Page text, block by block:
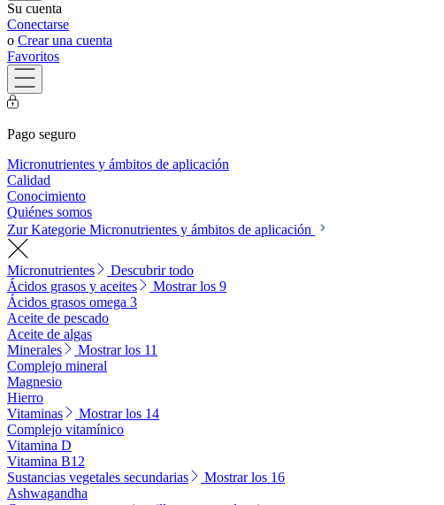
Su cuenta
Conectarse
o Crear una cuenta
Favoritos
Pago seguro
Micronutrientes y ámbitos de aplicación
Calidad
Conocimiento
Quiénes somos
Zur Kategorie Micronutrientes y ámbitos de aplicación
Micronutrientes
Descubrir todo
Ácidos grasos y aceites
Mostrar los 9
Ácidos grasos omega 3
Aceite de pescado
Aceite de algas
Minerales
Mostrar los 11
Complejo mineral
Magnesio
Hierro
Vitaminas
Mostrar los 14
Complejo vitamínico
Vitamina D
Vitamina B12
Sustancias vegetales secundarias
Mostrar los 16
Ashwagandha